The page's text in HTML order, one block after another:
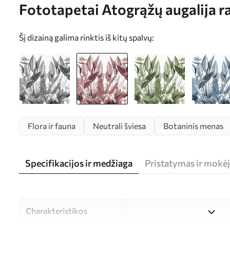
Fototapetai Atogrąžų augalija
u96833v1
Šį dizainą galima rinktis iš kitų spalvų:
Flora ir fauna Neutrali šviesa Botaninis menas
Specifikacijos ir medžiaga Pristatymas ir
Charakteristikos